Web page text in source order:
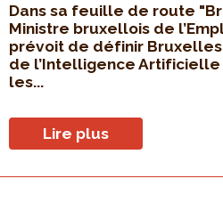
Dans sa feuille de route
Ministre bruxellois de
prévoit de définir
de l’Intelligence Artificielle
les...
Lire plus